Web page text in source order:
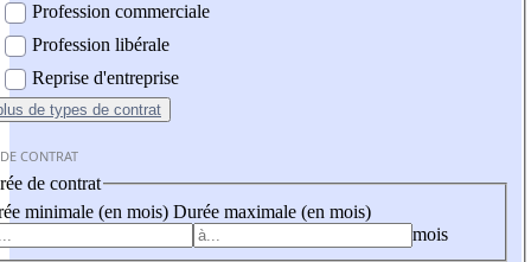
Profession commerciale
Profession libérale
Reprise d'entreprise
de types de contrat
CONTRAT
de contrat
minimale (en mois) Durée maximale (en mois)
mois